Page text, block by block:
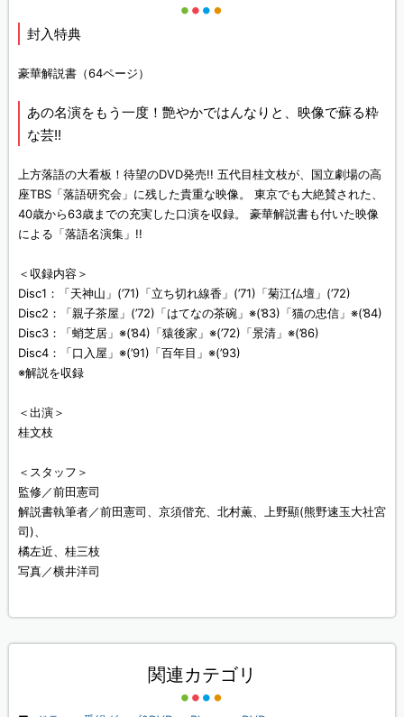
封入特典
豪華解説書（64ページ）
あの名演をもう一度！艶やかではんなりと、映像で蘇る粋
な芸!!
上方落語の大看板！待望のDVD発売!! 五代目桂文枝が、国立劇場の高
座TBS「落語研究会」に残した貴重な映像。 東京でも大絶賛された、
40歳から63歳までの充実した口演を収録。 豪華解説書も付いた映像
による「落語名演集」!!
＜収録内容＞
Disc1：「天神山」(’71)「立ち切れ線香」(’71)「菊江仏壇」(’72)
Disc2：「親子茶屋」(’72)「はてなの茶碗」※(’83)「猫の忠信」※(’84)
Disc3：「蛸芝居」※(’84)「猿後家」※(’72)「景清」※(’86)
Disc4：「口入屋」※(’91)「百年目」※(’93)
※解説を収録
＜出演＞
桂文枝
＜スタッフ＞
監修／前田憲司
解説書執筆者／前田憲司、京須偕充、北村薫、上野顯(熊野速玉大社宮
司)、
橘左近、桂三枝
写真／横井洋司
関連カテゴリ